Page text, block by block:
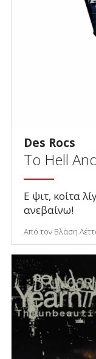
Des Rocs
To Hell
Ε ψιτ, κοίτα
ανεβαίνω!
Από τον Βλάση